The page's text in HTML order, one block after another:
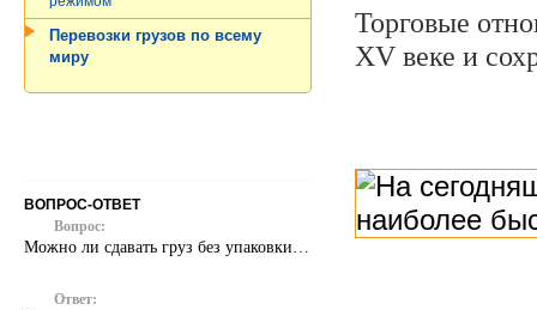
Торговые
XV веке и
Перевозки грузов по всему
миру
ВОПРОС-ОТВЕТ
Вопрос:
Можно ли сдавать груз без упаковки…
Ответ: